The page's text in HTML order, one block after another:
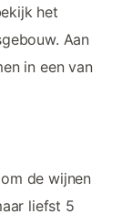
het
Aan
in een van
de wijnen
liefst 5